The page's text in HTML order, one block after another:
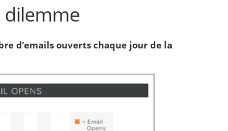
dilemme
d’emails ouverts chaque jour de la